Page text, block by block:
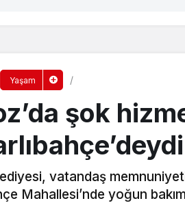
Yaşam
şok
vatandaş
Mahallesi’nde yoğun